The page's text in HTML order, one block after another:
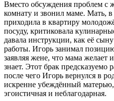
Вместо обсуждения проблем с
комнату и звонил маме. Мать,
приходила в квартиру
посуду, критиковала
давала инструкции, как её
работы. Игорь занимал
заявляя жене, что мама желает
знает. Этот брак предсказуемо
после чего Игорь вернулся в
искренне убеждённый
эгоистичная и неблагодарная.